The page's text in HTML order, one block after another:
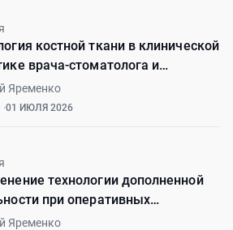
костной ткани в клинической
врача-стоматолога и
лицевого хирурга
Яременко
01 ИЮЛЯ 2026
технологии дополненной
при оперативных
на верхней челюсти.
Яременко